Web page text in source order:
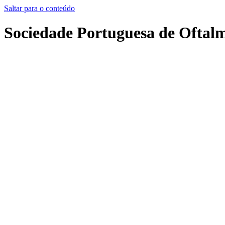
Saltar para o conteúdo
Sociedade Portuguesa de